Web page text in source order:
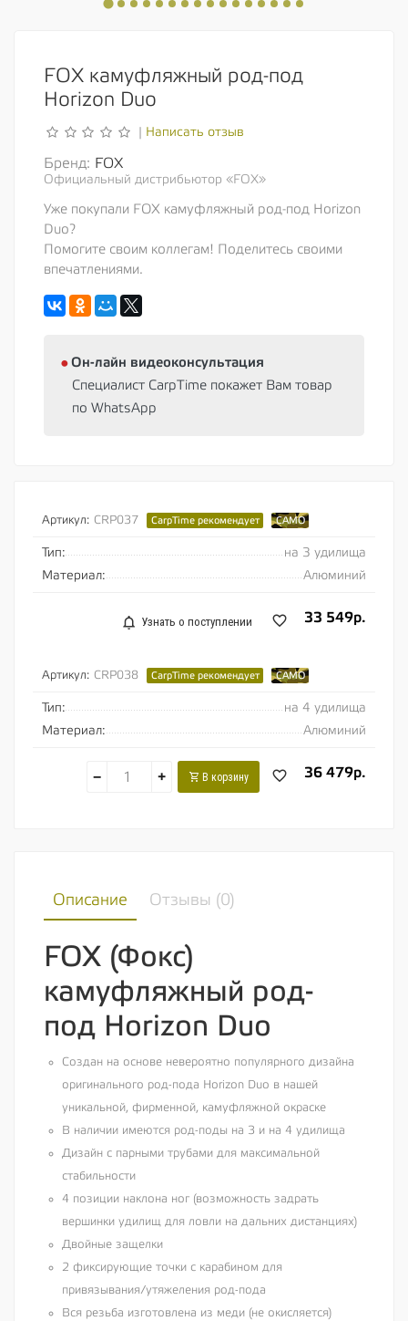
FOX камуфляжный род-под
Horizon Duo
Написать отзыв
Бренд: FOX
Официальный дистрибьютор «FOX»
Уже покупали FOX камуфляжный род-под Horizon
Duo?
Помогите своим коллегам! Поделитесь своими
впечатлениями.
⦁ Oн-лайн видеоконсультация
Специалист CarpTime покажет Вам товар
по WhatsApp
Артикул: CRP037 CarpTime рекомендует CAMO
Тип:
на 3 удилища
Материал:
Алюминий
33 549р.
Узнать о поступлении
Артикул: CRP038 CarpTime рекомендует CAMO
Тип:
на 4 удилища
Материал:
Алюминий
36 479р.
− + В корзину
Описание Отзывы (0)
FOX (Фокс)
камуфляжный род-
под Horizon Duo
Создан на основе невероятно популярного дизайна
оригинального род-пода Horizon Duo в нашей
уникальной, фирменной, камуфляжной окраске
В наличии имеются род-поды на 3 и на 4 удилища
Дизайн с парными трубами для максимальной
стабильности
4 позиции наклона ног (возможность задрать
вершинки удилищ для ловли на дальних дистанциях)
Двойные защелки
2 фиксирующие точки с карабином для
привязывания/утяжеления род-пода
Вся резьба изготовлена из меди (не окисляется)